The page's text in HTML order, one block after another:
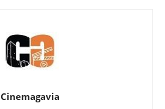
Cinemagavia